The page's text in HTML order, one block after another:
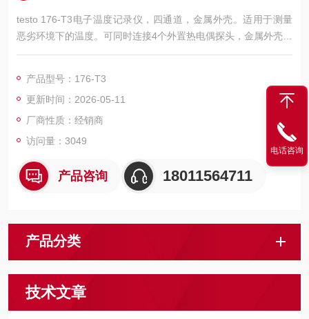
testo 176-T3电子温度记录仪，四通道，金属外壳。适用于测量
恶劣环境下的温度。可同时连接4个外置热电偶探头，金属外壳，
防止撞击带来的损害，即使电池用尽，数据也不会丢失
产品型号：176-T3
更新时间：2026-05-11
厂商性质：经销商
访问量：3049
产品咨询 18011564711
产品分类
技术文章
电话咨询